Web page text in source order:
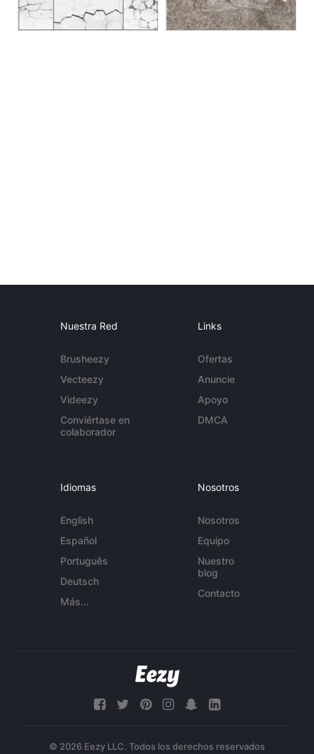
Nuestra Red
Brusheezy
Vecteezy
Videezy
Conviértase en
colaborador
Links
Ofertas
Anuncie
Apoyo
DMCA
Idiomas
English
Español
Português
Deutsch
Más...
Nosotros
Nosotros
Equipo
Nuestro
blog
Contacto
© 2026 Eezy LLC. Todos los derechos reservados